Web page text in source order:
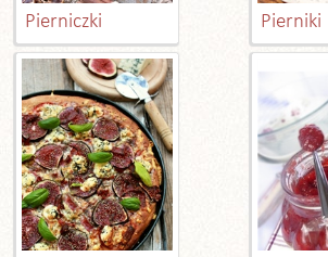
Pierniczki Pierniki